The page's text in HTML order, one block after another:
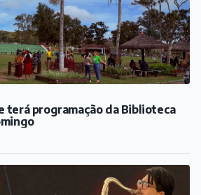
São Sebastião promove Semana
domingo